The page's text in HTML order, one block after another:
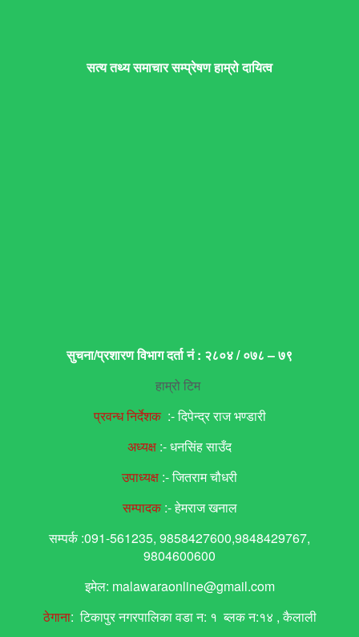
सत्य तथ्य समाचार सम्प्रेषण हाम्रो दायित्व
सुचना/प्रशारण विभाग दर्ता नं : २८०४ / ०७८ – ७९
हाम्रो टिम
प्रवन्ध निर्देशक:- दिपेन्द्र राज भण्डारी
अध्यक्ष :- धनसिंह साउँद
उपाध्यक्ष :- जितराम चौधरी
सम्पादक:- हेमराज खनाल
सम्पर्क :091-561235, 9858427600,9848429767,
9804600600
इमेल: malawaraonline@gmail.com
ठेगाना: टिकापुर नगरपालिका वडा न: १ ब्लक न:१४ , कैलाली